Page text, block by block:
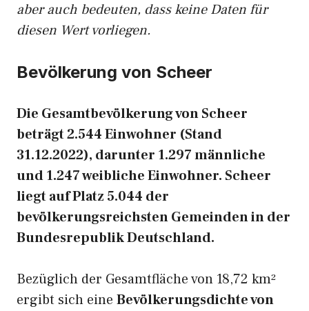
aber auch bedeuten, dass keine Daten für
diesen Wert vorliegen.
Bevölkerung von Scheer
Die Gesamtbevölkerung von Scheer
beträgt 2.544 Einwohner (Stand
31.12.2022), darunter 1.297 männliche
und 1.247 weibliche Einwohner. Scheer
liegt auf Platz 5.044 der
bevölkerungsreichsten Gemeinden in der
Bundesrepublik Deutschland.
Bezüglich der Gesamtfläche von 18,72 km²
ergibt sich eine Bevölkerungsdichte von